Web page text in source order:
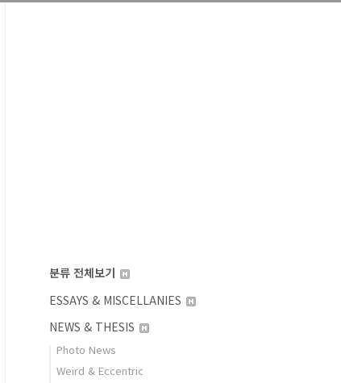
분류 전체보기
ESSAYS & MISCELLANIES
NEWS & THESIS
Photo News
Weird & Eccentric